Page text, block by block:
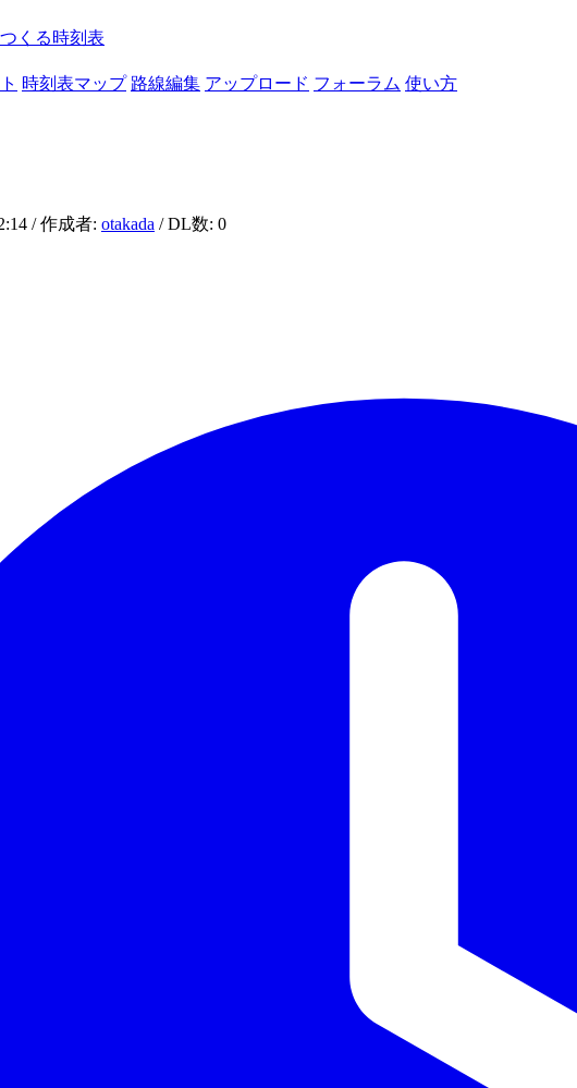
くる時刻表
時刻表マップ 路線編集 アップロード フォーラム 使い方
/ 作成者: otakada / DL数: 0